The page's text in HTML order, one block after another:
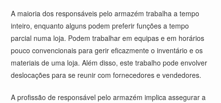
A maioria dos responsáveis pelo armazém trabalha a tempo
inteiro, enquanto alguns podem preferir funções a tempo
parcial numa loja. Podem trabalhar em equipas e em horários
pouco convencionais para gerir eficazmente o inventário e os
materiais de uma loja. Além disso, este trabalho pode envolver
deslocações para se reunir com fornecedores e vendedores.
A profissão de responsável pelo armazém implica assegurar a